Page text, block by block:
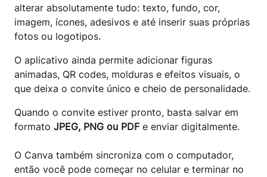
alterar absolutamente tudo: texto, fundo, cor,
imagem, ícones, adesivos e até inserir suas próprias
fotos ou logotipos.
O aplicativo ainda permite adicionar figuras
animadas, QR codes, molduras e efeitos visuais, o
que deixa o convite único e cheio de personalidade.
Quando o convite estiver pronto, basta salvar em
formato JPEG, PNG ou PDF e enviar digitalmente.
O Canva também sincroniza com o computador,
então você pode começar no celular e terminar no